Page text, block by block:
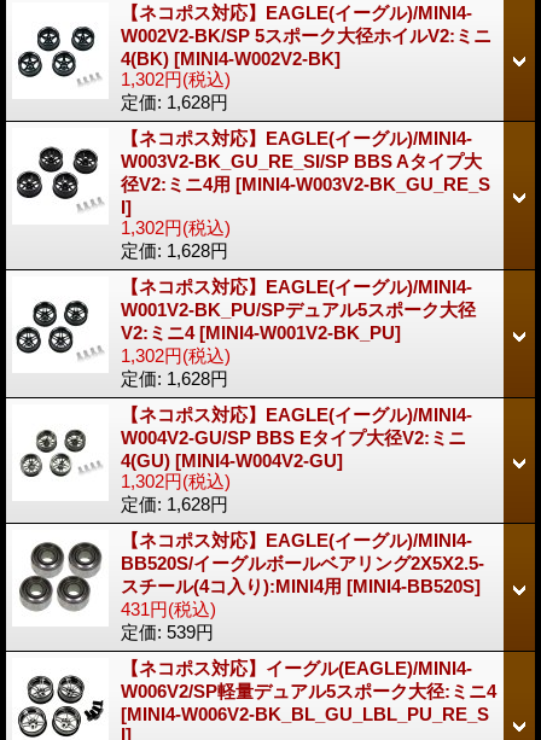
【ネコポス対応】EAGLE(イーグル)/MINI4-
W002V2-BK/SP 5スポーク大径ホイルV2:ミニ
4(BK) [MINI4-W002V2-BK]
1,302円(税込)
定価: 1,628円
【ネコポス対応】EAGLE(イーグル)/MINI4-
W003V2-BK_GU_RE_SI/SP BBS Aタイプ大
径V2:ミニ4用 [MINI4-W003V2-BK_GU_RE_S
I]
1,302円(税込)
定価: 1,628円
【ネコポス対応】EAGLE(イーグル)/MINI4-
W001V2-BK_PU/SPデュアル5スポーク大径
V2:ミニ4[MINI4-W001V2-BK_PU]
1,302円(税込)
定価: 1,628円
【ネコポス対応】EAGLE(イーグル)/MINI4-
W004V2-GU/SP BBS Eタイプ大径V2:ミニ
4(GU) [MINI4-W004V2-GU]
1,302円(税込)
定価: 1,628円
【ネコポス対応】EAGLE(イーグル)/MINI4-
BB520S/イーグルボールベアリング2X5X2.5-
スチール(4コ入り):MINI4用 [MINI4-BB520S]
431円(税込)
定価: 539円
【ネコポス対応】イーグル(EAGLE)/MINI4-
W006V2/SP軽量デュアル5スポーク大径:ミニ4
[MINI4-W006V2-BK_BL_GU_LBL_PU_RE_S
I]